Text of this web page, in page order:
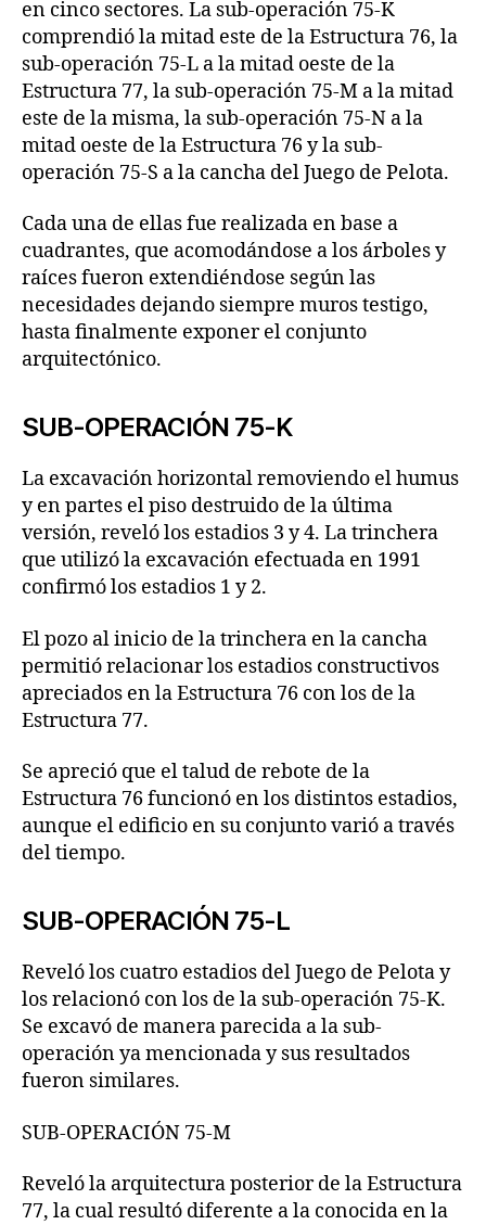
en cinco sectores. La sub-operación 75-K
comprendió la mitad este de la Estructura 76, la
sub-operación 75-L a la mitad oeste de la
Estructura 77, la sub-operación 75-M a la mitad
este de la misma, la sub-operación 75-N a la
mitad oeste de la Estructura 76 y la sub-
operación 75-S a la cancha del Juego de Pelota.
Cada una de ellas fue realizada en base a
cuadrantes, que acomodándose a los árboles y
raíces fueron extendiéndose según las
necesidades dejando siempre muros testigo,
hasta finalmente exponer el conjunto
arquitectónico.
SUB-OPERACIÓN 75-K
La excavación horizontal removiendo el humus
y en partes el piso destruido de la última
versión, reveló los estadios 3 y 4. La trinchera
que utilizó la excavación efectuada en 1991
confirmó los estadios 1 y 2.
El pozo al inicio de la trinchera en la cancha
permitió relacionar los estadios constructivos
apreciados en la Estructura 76 con los de la
Estructura 77.
Se apreció que el talud de rebote de la
Estructura 76 funcionó en los distintos estadios,
aunque el edificio en su conjunto varió a través
del tiempo.
SUB-OPERACIÓN 75-L
Reveló los cuatro estadios del Juego de Pelota y
los relacionó con los de la sub-operación 75-K.
Se excavó de manera parecida a la sub-
operación ya mencionada y sus resultados
fueron similares.
SUB-OPERACIÓN 75-M
Reveló la arquitectura posterior de la Estructura
77, la cual resultó diferente a la conocida en la